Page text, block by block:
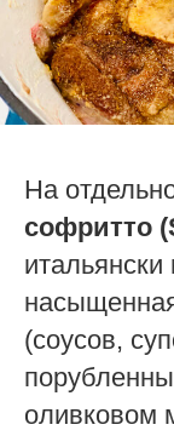
На
софритто
итальянски
(соусов,
оливковом